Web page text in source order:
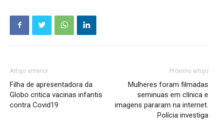
Artigo anterior
Filha de apresentadora da
Globo critica vacinas infantis
contra Covid19
Próximo artigo
Mulheres foram filmadas
seminuas em clínica e
imagens pararam na internet.
Polícia investiga